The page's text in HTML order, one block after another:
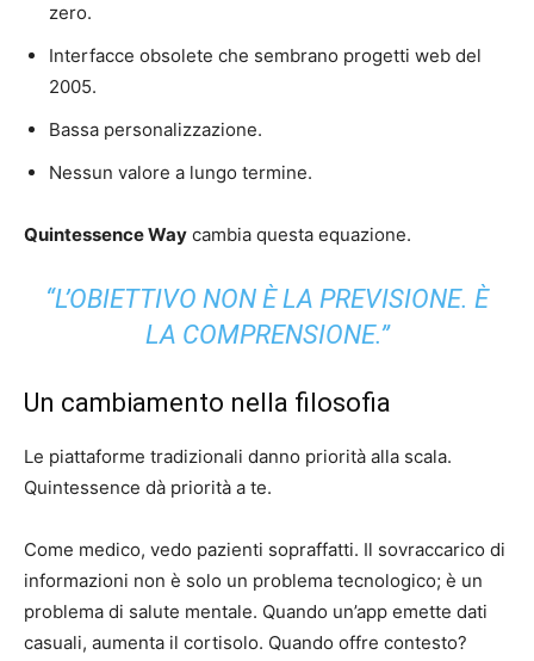
zero.
Interfacce obsolete che sembrano progetti web del
2005.
Bassa personalizzazione.
Nessun valore a lungo termine.
Quintessence Way cambia questa equazione.
“L’OBIETTIVO NON È LA PREVISIONE. È
LA COMPRENSIONE.”
Un cambiamento nella filosofia
Le piattaforme tradizionali danno priorità alla scala.
Quintessence dà priorità a te.
Come medico, vedo pazienti sopraffatti. Il sovraccarico di
informazioni non è solo un problema tecnologico; è un
problema di salute mentale. Quando un’app emette dati
casuali, aumenta il cortisolo. Quando offre contesto?